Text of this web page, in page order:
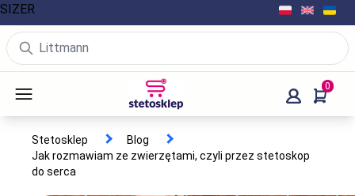
0
Stetosklep
Blog
Jak rozmawiam ze zwierzętami, czyli przez stetoskop
do serca
SIZER